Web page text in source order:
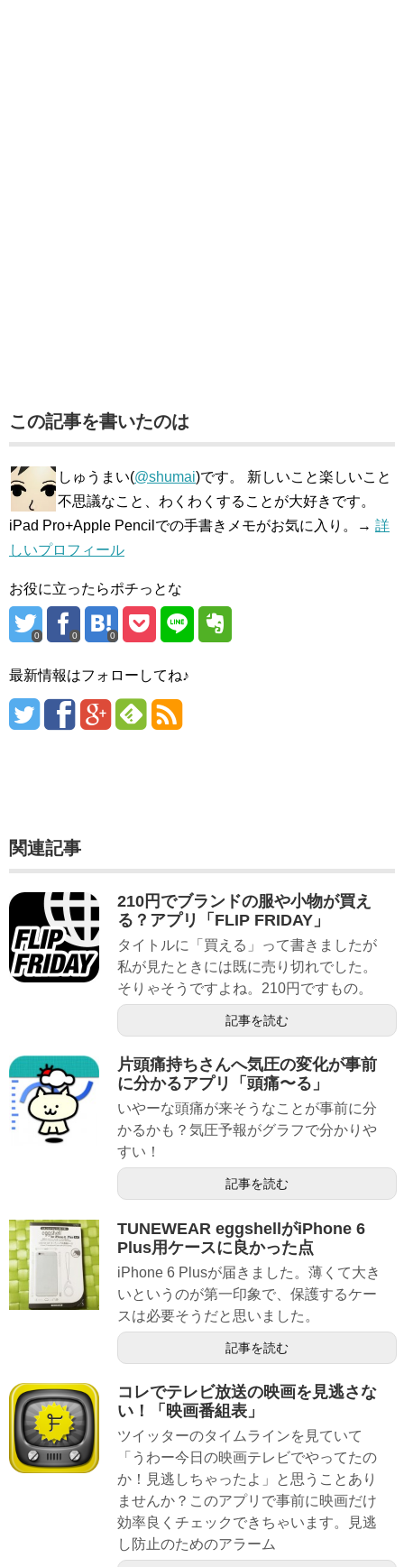
この記事を書いたのは
しゅうまい(@shumai)です。 新しいこと楽しいこと
不思議なこと、わくわくすることが大好きです。
iPad Pro+Apple Pencilでの手書きメモがお気に入り。→ 詳
しいプロフィール
お役に立ったらポチっとな
0 0 0
最新情報はフォローしてね♪
関連記事
210円でブランドの服や小物が買え
る？アプリ「FLIP FRIDAY」
タイトルに「買える」って書きましたが
私が見たときには既に売り切れでした。
そりゃそうですよね。210円ですもの。
記事を読む
片頭痛持ちさんへ気圧の変化が事前
に分かるアプリ「頭痛〜る」
いやーな頭痛が来そうなことが事前に分
かるかも？気圧予報がグラフで分かりや
すい！
記事を読む
TUNEWEAR eggshellがiPhone 6
Plus用ケースに良かった点
iPhone 6 Plusが届きました。薄くて大き
いというのが第一印象で、保護するケー
スは必要そうだと思いました。
記事を読む
コレでテレビ放送の映画を見逃さな
い！「映画番組表」
ツイッターのタイムラインを見ていて
「うわー今日の映画テレビでやってたの
か！見逃しちゃったよ」と思うことあり
ませんか？このアプリで事前に映画だけ
効率良くチェックできちゃいます。見逃
し防止のためのアラーム